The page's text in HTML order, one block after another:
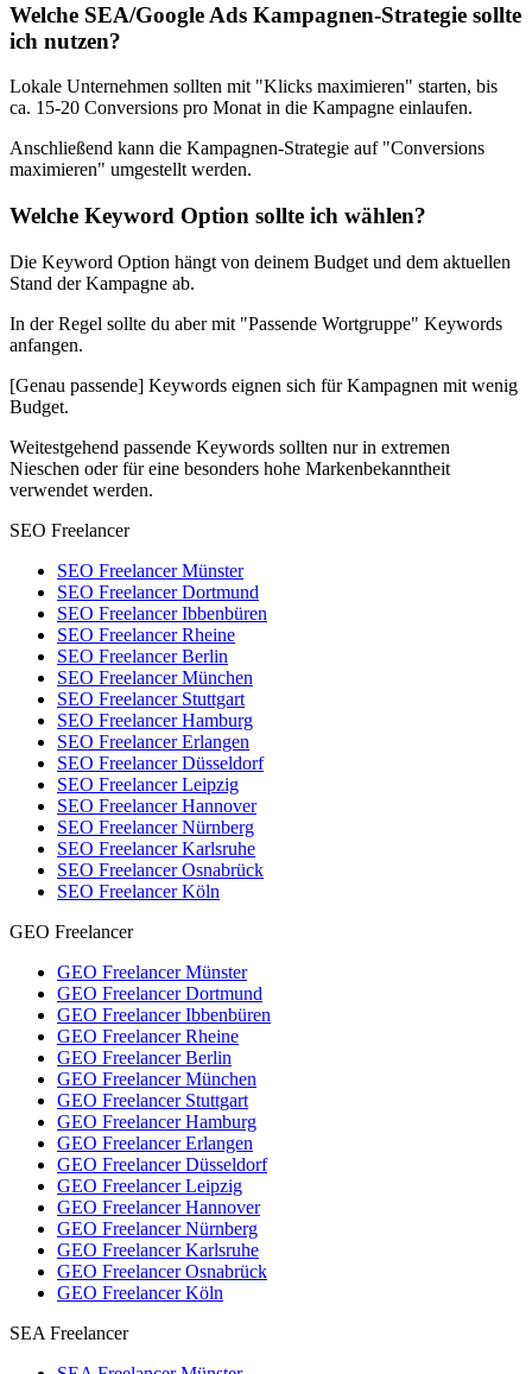
Welche SEA/Google Ads Kampagnen-Strategie sollte
ich nutzen?
Lokale Unternehmen sollten mit "Klicks maximieren" starten, bis
ca. 15-20 Conversions pro Monat in die Kampagne einlaufen.
Anschließend kann die Kampagnen-Strategie auf "Conversions
maximieren" umgestellt werden.
Welche Keyword Option sollte ich wählen?
Die Keyword Option hängt von deinem Budget und dem aktuellen
Stand der Kampagne ab.
In der Regel sollte du aber mit "Passende Wortgruppe" Keywords
anfangen.
[Genau passende] Keywords eignen sich für Kampagnen mit wenig
Budget.
Weitestgehend passende Keywords sollten nur in extremen
Nieschen oder für eine besonders hohe Markenbekanntheit
verwendet werden.
SEO Freelancer
SEO Freelancer Münster
SEO Freelancer Dortmund
SEO Freelancer Ibbenbüren
SEO Freelancer Rheine
SEO Freelancer Berlin
SEO Freelancer München
SEO Freelancer Stuttgart
SEO Freelancer Hamburg
SEO Freelancer Erlangen
SEO Freelancer Düsseldorf
SEO Freelancer Leipzig
SEO Freelancer Hannover
SEO Freelancer Nürnberg
SEO Freelancer Karlsruhe
SEO Freelancer Osnabrück
SEO Freelancer Köln
GEO Freelancer
GEO Freelancer Münster
GEO Freelancer Dortmund
GEO Freelancer Ibbenbüren
GEO Freelancer Rheine
GEO Freelancer Berlin
GEO Freelancer München
GEO Freelancer Stuttgart
GEO Freelancer Hamburg
GEO Freelancer Erlangen
GEO Freelancer Düsseldorf
GEO Freelancer Leipzig
GEO Freelancer Hannover
GEO Freelancer Nürnberg
GEO Freelancer Karlsruhe
GEO Freelancer Osnabrück
GEO Freelancer Köln
SEA Freelancer